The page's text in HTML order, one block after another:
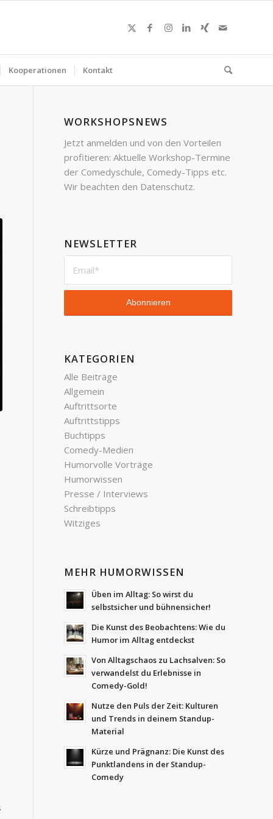
Kooperationen Kontakt
WORKSHOPSNEWS
Jetzt anmelden und von den Vorteilen
profitieren: Aktuelle Workshop-Termine
der Comedyschule, Comedy-Tipps etc.
Wir beachten den Datenschutz.
NEWSLETTER
KATEGORIEN
Alle Beiträge
Allgemein
Auftrittsorte
Auftrittstipps
Buchtipps
Comedy-Medien
Humorvolle Vorträge
Humorwissen
Presse / Interviews
Schreibtipps
Witziges
MEHR HUMORWISSEN
Üben im Alltag: So wirst du
selbstsicher und bühnensicher!
Die Kunst des Beobachtens: Wie du
Humor im Alltag entdeckst
Von Alltagschaos zu Lachsalven: So
verwandelst du Erlebnisse in
Comedy-Gold!
Nutze den Puls der Zeit: Kulturen
und Trends in deinem Standup-
Material
Kürze und Prägnanz: Die Kunst des
Punktlandens in der Standup-
Comedy